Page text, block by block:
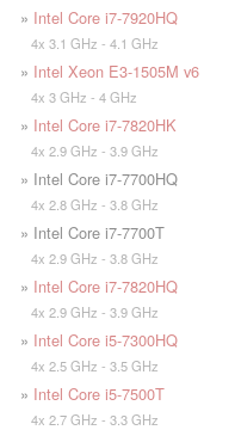
» Intel Core i7-7920HQ
4x 3.1 GHz - 4.1 GHz
» Intel Xeon E3-1505M v6
4x 3 GHz - 4 GHz
» Intel Core i7-7820HK
4x 2.9 GHz - 3.9 GHz
» Intel Core i7-7700HQ
4x 2.8 GHz - 3.8 GHz
» Intel Core i7-7700T
4x 2.9 GHz - 3.8 GHz
» Intel Core i7-7820HQ
4x 2.9 GHz - 3.9 GHz
» Intel Core i5-7300HQ
4x 2.5 GHz - 3.5 GHz
» Intel Core i5-7500T
4x 2.7 GHz - 3.3 GHz